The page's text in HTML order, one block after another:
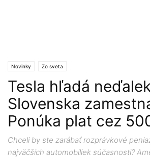
Novinky Zo sveta
Tesla hľadá
Slovenska
Ponúka plat cez
Chceli by ste zarábať rozprávkové
najväčších automobiliek súčasnosti?